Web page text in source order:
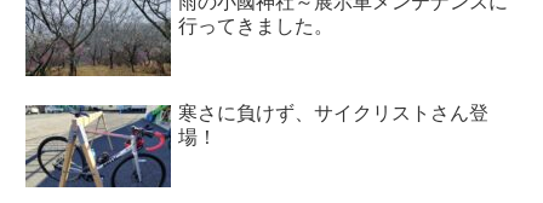
行ってきました。
寒さに負けず、サイクリストさん登
場！